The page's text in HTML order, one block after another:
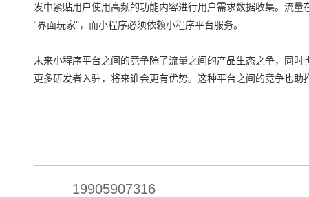
发中紧贴用户使用高频的功能内容进行用户需求数据收集。流
“界面玩家”，而小程序必须依赖小程序平台服务。
未来小程序平台之间的竞争除了流量之间的产品生态之争，同时
更多研发者入驻，将来谁会更有优势。这种平台之间的竞争也助
19905907316